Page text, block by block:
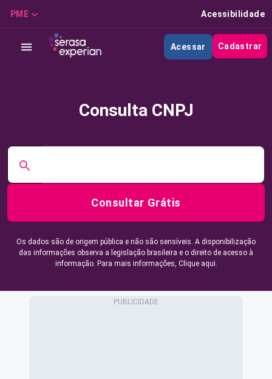
PME Acessibilidade
Acessar Cadastrar
Consulta CNPJ
Consultar Grátis
Os dados são de origem pública e não são sensíveis. A disponibilização
das informações observa a legislação brasileira e o direito de acesso à
informação. Para mais informações, Clique aqui.